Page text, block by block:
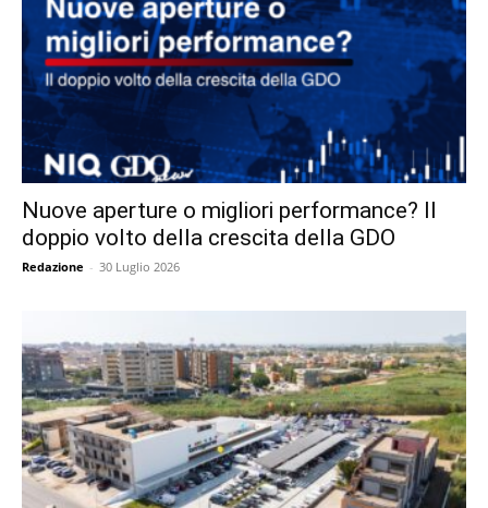
Nuove aperture o migliori performance? Il
doppio volto della crescita della GDO
Redazione - 30 Luglio 2026